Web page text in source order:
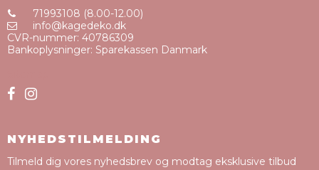
71993108 (8.00-12.00)
info@kagedeko.dk
CVR-nummer: 40786309
Bankoplysninger: Sparekassen Danmark
NYHEDSTILMELDING
Tilmeld dig vores nyhedsbrev og modtag eksklusive tilbud